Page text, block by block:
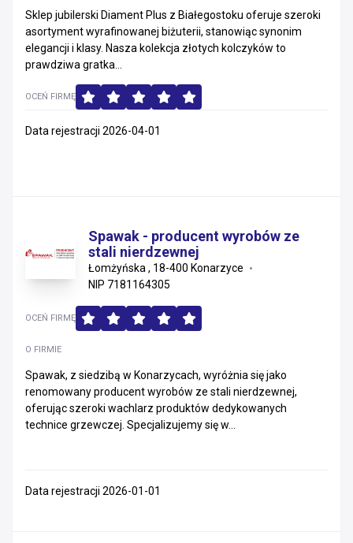
Podlaskie
Sklep jubilerski Diament Plus z Białegostoku oferuje szeroki
asortyment wyrafinowanej biżuterii, stanowiąc synonim
elegancji i klasy. Nasza kolekcja złotych kolczyków to
prawdziwa gratka...
OCEŃ FIRMĘ
Data rejestracji 2026-04-01
Spawak - producent wyrobów ze
stali nierdzewnej
Łomżyńska , 18-400 Konarzyce
NIP 7181164305
O FIRMIE
Spawak, z siedzibą w Konarzycach, wyróżnia się jako
renomowany producent wyrobów ze stali nierdzewnej,
oferując szeroki wachlarz produktów dedykowanych
technice grzewczej. Specjalizujemy się w...
OCEŃ FIRMĘ
Data rejestracji 2026-01-01